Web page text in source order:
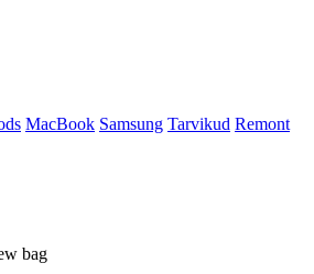
MacBook Samsung Tarvikud Remont
bag